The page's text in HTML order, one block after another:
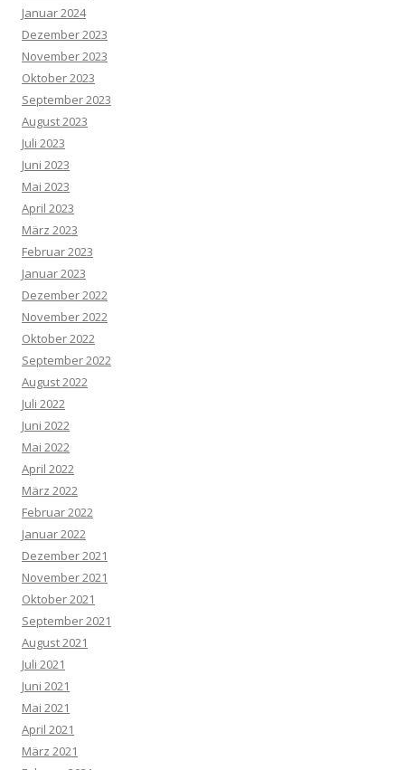
Januar 2024
Dezember 2023
November 2023
Oktober 2023
September 2023
August 2023
Juli 2023
Juni 2023
Mai 2023
April 2023
März 2023
Februar 2023
Januar 2023
Dezember 2022
November 2022
Oktober 2022
September 2022
August 2022
Juli 2022
Juni 2022
Mai 2022
April 2022
März 2022
Februar 2022
Januar 2022
Dezember 2021
November 2021
Oktober 2021
September 2021
August 2021
Juli 2021
Juni 2021
Mai 2021
April 2021
März 2021